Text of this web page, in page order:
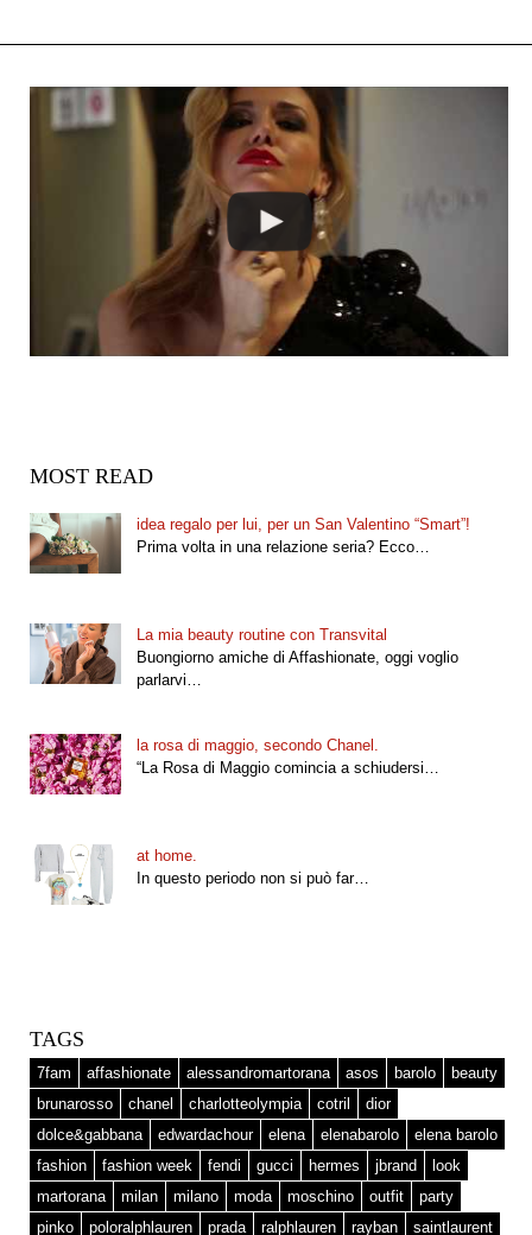
MOST READ
idea regalo per lui, per un San Valentino “Smart”!
Prima volta in una relazione seria? Ecco…
La mia beauty routine con Transvital
Buongiorno amiche di Affashionate, oggi voglio
parlarvi…
la rosa di maggio, secondo Chanel.
“La Rosa di Maggio comincia a schiudersi…
at home.
In questo periodo non si può far…
TAGS
7fam affashionate alessandromartorana asos barolo
beauty
brunarosso
chanel charlotteolympia cotril
dior
dolce&gabbana
edwardachour elena elenabarolo
elena barolo
fashion
fashion week fendi gucci hermes jbrand
look
martorana
milan milano moda moschino outfit
party
pinko
poloralphlauren prada ralphlauren rayban saintlaurent